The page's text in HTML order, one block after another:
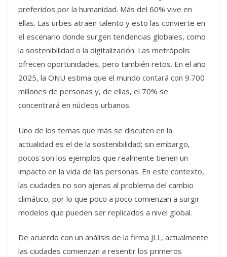
preferidos por la humanidad. Más del 60% vive en
ellas. Las urbes atraen talento y esto las convierte en
el escenario donde surgen tendencias globales, como
la sostenibilidad o la digitalización. Las metrópolis
ofrecen oportunidades, pero también retos. En el año
2025, la ONU estima que el mundo contará con 9.700
millones de personas y, de ellas, el 70% se
concentrará en núcleos urbanos.
Uno de los temas que más se discuten en la
actualidad es el de la sostenibilidad; sin embargo,
pocos son los ejemplos que realmente tienen un
impacto en la vida de las personas. En este contexto,
las ciudades no son ajenas al problema del cambio
climático, por lo que poco a poco comienzan a surgir
modelos que pueden ser replicados a nivel global.
De acuerdo con un análisis de la firma JLL, actualmente
las ciudades comienzan a resentir los primeros